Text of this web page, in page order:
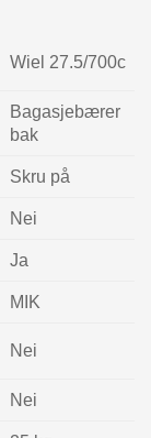
Wiel 27.5/700c
Bagasjebærer
bak
Skru på
Nei
Ja
MIK
Nei
Nei